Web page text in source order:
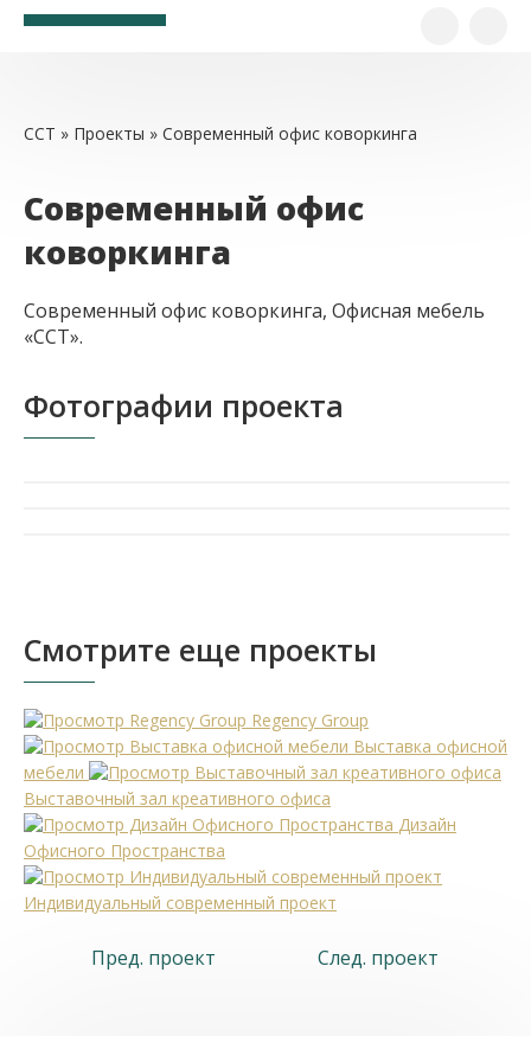
ССТ » Проекты » Современный офис коворкинга
Современный офис
коворкинга
Современный офис коворкинга, Офисная мебель
«ССТ».
Фотографии проекта
Смотрите еще проекты
Regency Group
Выставка офисной
мебели
Выставочный зал креативного офиса
Дизайн
Офисного Пространства
Индивидуальный современный проект
Пред. проект След. проект